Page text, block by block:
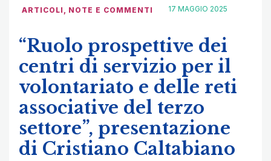
ARTICOLI NOTE E COMMENTI 17 MAGGIO 2025
“Ruolo prospettive dei
centri di servizio per il
volontariato e delle reti
associative del terzo
settore”, presentazione
di Cristiano Caltabiano